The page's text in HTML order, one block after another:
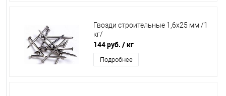
Гвозди строительные 1,6х25 мм /1
кг/
144 руб. / кг
Подробнее